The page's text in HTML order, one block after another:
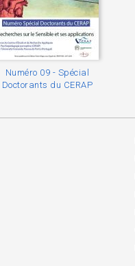
Numéro 09 - Spécial
Doctorants du CERAP